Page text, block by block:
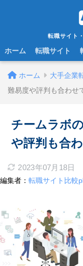
転職サイト
ホーム 転職サイト
ホーム 大手企業
難易度や評判も合わせ
チームラボ
や評判も合
2023年07月18日
編集者： 転職サイト比較